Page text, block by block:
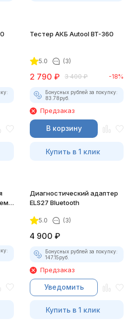
Тестер АКБ Autool BT-360
5.0 (3)
2 790 ₽ 3 400 ₽ -18%
Бонусных рублей за покупку:
83.78руб.
Предзаказ
В корзину
Купить в 1 клик
Диагностический адаптер
ELS27 Bluetooth
5.0 (3)
4 900 ₽
Бонусных рублей за покупку:
147.15руб.
Предзаказ
Уведомить
Купить в 1 клик